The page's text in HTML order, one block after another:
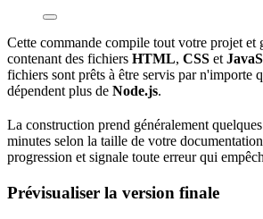
Cette commande compile tout votre projet et
contenant des fichiers HTML, CSS et
fichiers sont prêts à être servis par n'importe
dépendent plus de Node.js.
La construction prend généralement
minutes selon la taille de votre
progression et signale toute erreur qui
Prévisualiser la version finale